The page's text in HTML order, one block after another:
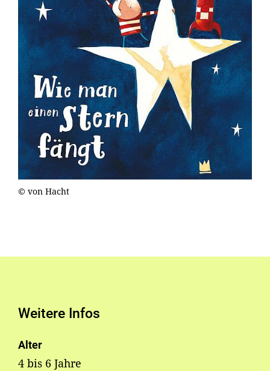
© von Hacht
Weitere Infos
Alter
4 bis 6 Jahre